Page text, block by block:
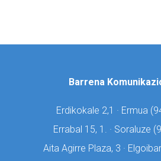
Barrena
Erdikokale 2,1 · Ermua (
Errabal 15, 1. · Soraluze (
Aita Agirre Plaza, 3 ·